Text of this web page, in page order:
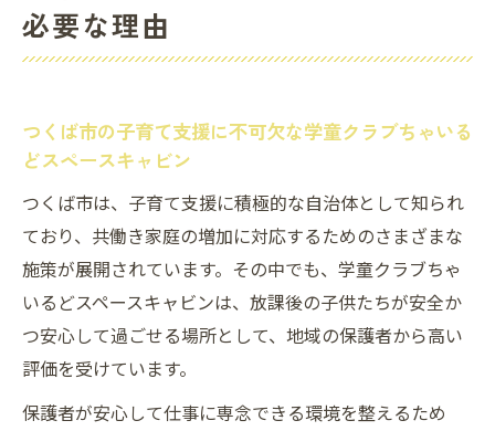
必要な理由
つくば市の子育て支援に不可欠な学童クラブちゃいる
どスペースキャビン
つくば市は、子育て支援に積極的な自治体として知られ
ており、共働き家庭の増加に対応するためのさまざまな
施策が展開されています。その中でも、学童クラブちゃ
いるどスペースキャビンは、放課後の子供たちが安全か
つ安心して過ごせる場所として、地域の保護者から高い
評価を受けています。
保護者が安心して仕事に専念できる環境を整えるため